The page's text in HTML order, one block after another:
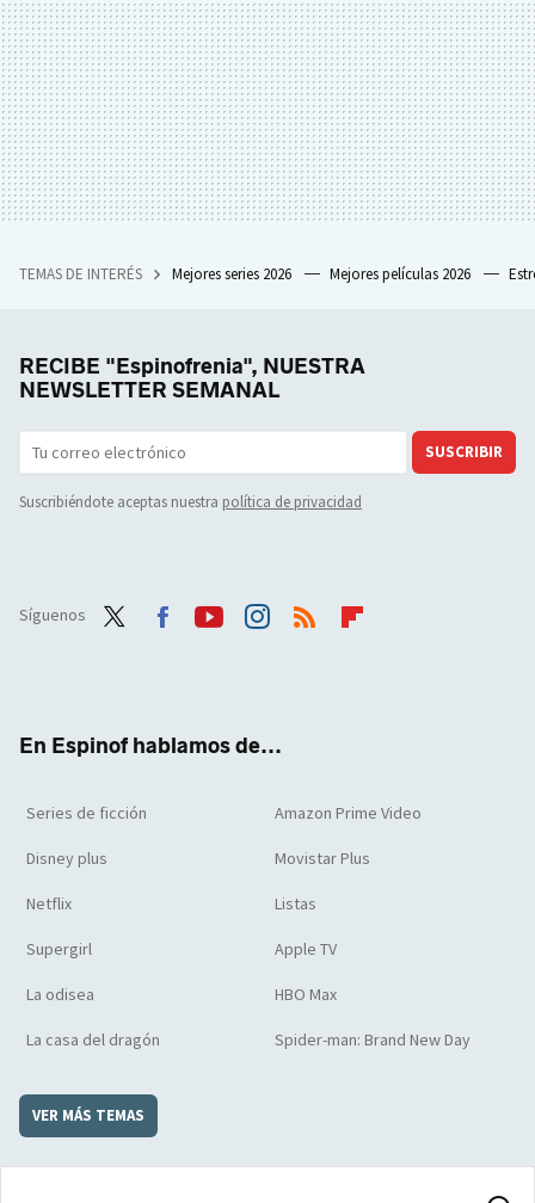
TEMAS DE INTERÉS Mejores series 2026 Mejores películas 2026
RECIBE "Espinofrenia", NUESTRA
NEWSLETTER SEMANAL
SUSCRIBIR
Suscribiéndote aceptas nuestra política de privacidad
Síguenos
En Espinof hablamos de...
Series de ficción Amazon Prime Video
Disney plus Movistar Plus
Netflix Listas
Supergirl Apple TV
La odisea HBO Max
La casa del dragón Spider-man: Brand New Day
VER MÁS TEMAS